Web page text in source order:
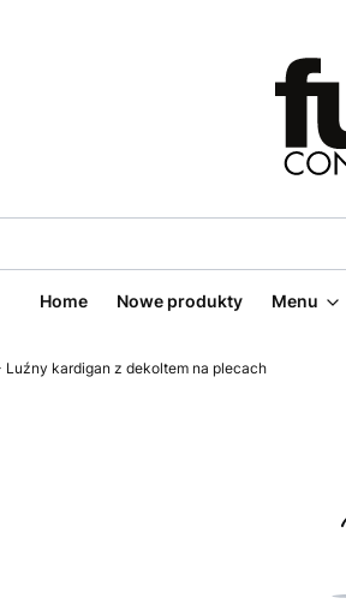
Home Nowe produkty Menu
Luźny kardigan z dekoltem na plecach